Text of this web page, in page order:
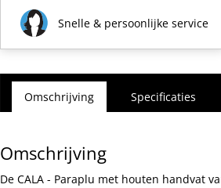
Snelle & persoonlijke service
Omschrijving Specificaties
Omschrijving
De CALA - Paraplu met houten handvat